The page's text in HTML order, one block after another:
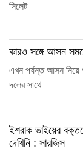
সিলেট
কারও সঙ্গে আসন
এখন পর্যন্ত আসন নিয়ে
দলের সাথে
ইশরাক ভাইয়ের
দেখিনি : সারজিস